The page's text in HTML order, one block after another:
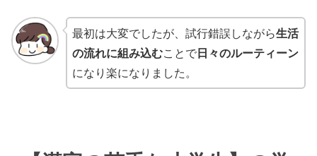
最初は大変でしたが、試行錯誤しながら生活
の流れに組み込むことで日々のルーティーン
になり楽になりました。